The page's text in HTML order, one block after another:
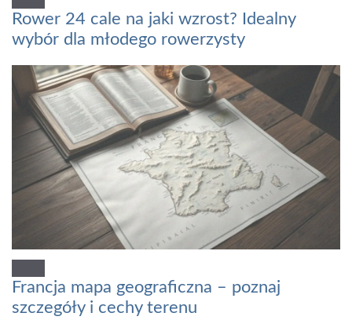
Rower 24 cale na jaki wzrost? Idealny
wybór dla młodego rowerzysty
Francja mapa geograficzna – poznaj
szczegóły i cechy terenu